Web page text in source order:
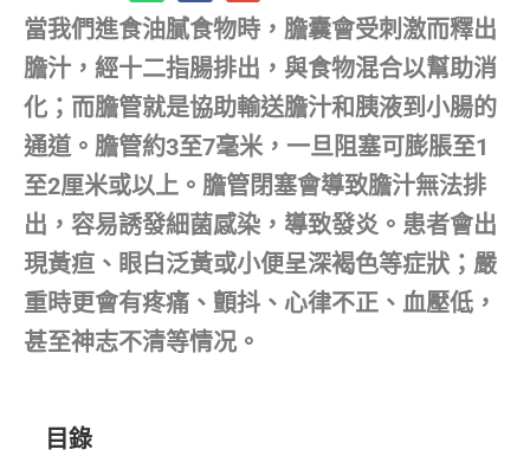
當我們進食油膩食物時，膽囊會受刺激而釋出
膽汁，經十二指腸排出，與食物混合以幫助消
化；而膽管就是協助輸送膽汁和胰液到小腸的
通道。膽管約3至7毫米，一旦阻塞可膨脹至1
至2厘米或以上。膽管閉塞會導致膽汁無法排
出，容易誘發細菌感染，導致發炎。患者會出
現黃疸、眼白泛黃或小便呈深褐色等症狀；嚴
重時更會有疼痛、顫抖、心律不正、血壓低，
甚至神志不清等情况。
目錄